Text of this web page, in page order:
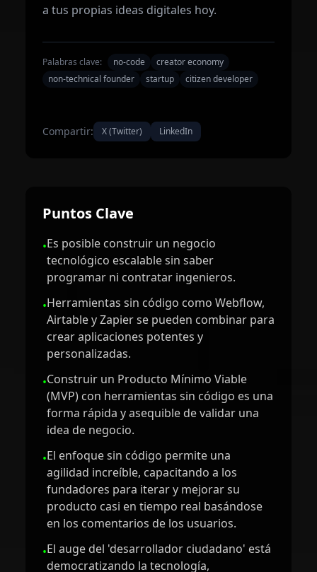
a tus propias ideas digitales hoy.
Palabras clave: no-code
creator economy
non-technical founder
startup citizen developer
Compartir: X (Twitter) LinkedIn
Puntos Clave
•Es posible construir un negocio
tecnológico escalable sin saber
programar ni contratar ingenieros.
•Herramientas sin código como Webflow,
Airtable y Zapier se pueden combinar para
crear aplicaciones potentes y
personalizadas.
•Construir un Producto Mínimo Viable
(MVP) con herramientas sin código es una
forma rápida y asequible de validar una
idea de negocio.
•El enfoque sin código permite una
agilidad increíble, capacitando a los
fundadores para iterar y mejorar su
producto casi en tiempo real basándose
en los comentarios de los usuarios.
•El auge del 'desarrollador ciudadano' está
democratizando la tecnología,